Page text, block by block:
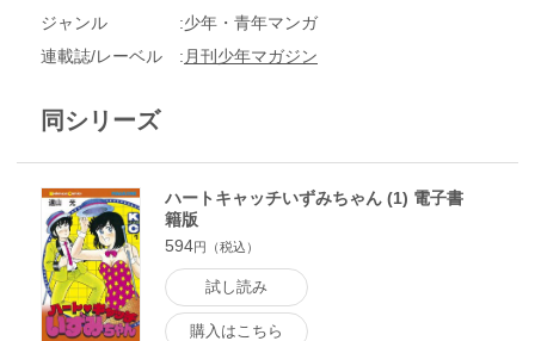
ジャンル
少年・青年マンガ
連載誌/レーベル
月刊少年マガジン
同シリーズ
ハートキャッチいずみちゃん (1) 電子書
籍版
594円（税込）
試し読み
購入はこちら